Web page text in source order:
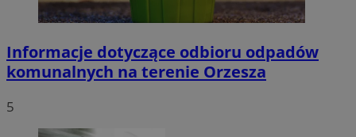
Informacje dotyczące odbioru odpadów
komunalnych na terenie Orzesza
5